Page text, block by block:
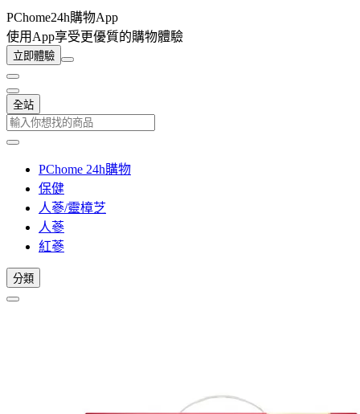
PChome24h購物App
使用App享受更優質的購物體驗
立即體驗
全站
PChome 24h購物
保健
人蔘/靈樟芝
人蔘
紅蔘
分類